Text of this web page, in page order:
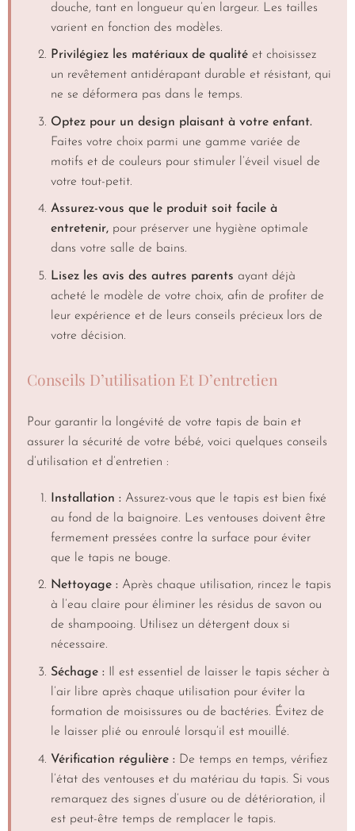
douche, tant en longueur qu’en largeur. Les tailles
varient en fonction des modèles.
Privilégiez les matériaux de qualité et choisissez
un revêtement antidérapant durable et résistant, qui
ne se déformera pas dans le temps.
Optez pour un design plaisant à votre enfant.
Faites votre choix parmi une gamme variée de
motifs et de couleurs pour stimuler l’éveil visuel de
votre tout-petit.
Assurez-vous que le produit soit facile à
entretenir, pour préserver une hygiène optimale
dans votre salle de bains.
Lisez les avis des autres parents ayant déjà
acheté le modèle de votre choix, afin de profiter de
leur expérience et de leurs conseils précieux lors de
votre décision.
Conseils D’utilisation Et D’entretien
Pour garantir la longévité de votre tapis de bain et
assurer la sécurité de votre bébé, voici quelques conseils
d’utilisation et d’entretien :
Installation : Assurez-vous que le tapis est bien fixé
au fond de la baignoire. Les ventouses doivent être
fermement pressées contre la surface pour éviter
que le tapis ne bouge.
Nettoyage : Après chaque utilisation, rincez le tapis
à l’eau claire pour éliminer les résidus de savon ou
de shampooing. Utilisez un détergent doux si
nécessaire.
Séchage : Il est essentiel de laisser le tapis sécher à
l’air libre après chaque utilisation pour éviter la
formation de moisissures ou de bactéries. Évitez de
le laisser plié ou enroulé lorsqu’il est mouillé.
Vérification régulière : De temps en temps, vérifiez
l’état des ventouses et du matériau du tapis. Si vous
remarquez des signes d’usure ou de détérioration, il
est peut-être temps de remplacer le tapis.